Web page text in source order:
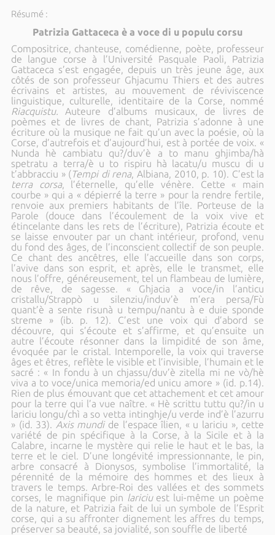
Résumé :
Patrizia Gattaceca è a voce di u populu corsu
Compositrice, chanteuse, comédienne, poète, professeur
de langue corse à l’Université Pasquale Paoli, Patrizia
Gattaceca s’est engagée, depuis un très jeune âge, aux
côtés de son professeur Ghjacumu Thiers et des autres
écrivains et artistes, au mouvement de réviviscence
linguistique, culturelle, identitaire de la Corse, nommé
Riacquistu. Auteure d’albums musicaux, de livres de
poèmes et de livres de chant, Patrizia s’adonne à une
écriture où la musique ne fait qu’un avec la poésie, où la
Corse, d’autrefois et d’aujourd’hui, est à portée de voix. «
Nunda hè cambiatu qu?/duv’è a to manu ghjimba/hà
spetratu a terra/è u to rispiru hà lacatu/u muscu di u
t’abbracciu » (Tempi di rena, Albiana, 2010, p. 10). C’est la
terra corsa, l’éternelle, qu’elle vénère. Cette « main
courbe » qui a « dépierré la terre » pour la rendre fertile,
renvoie aux premiers habitants de l’île. Porteuse de la
Parole (douce dans l’écoulement de la voix vive et
étincelante dans les rets de l’écriture), Patrizia écoute et
se laisse envouter par un chant intérieur, profond, venu
du fond des âges, de l’inconscient collectif de son peuple.
Ce chant des ancêtres, elle l’accueille dans son corps,
l’avive dans son esprit, et après, elle le transmet, elle
nous l’offre, généreusement, tel un flambeau de lumière,
de rêve, de sagesse. « Ghjacia a voce/in l’anticu
cristallu/Strappò u silenziu/induv’è m’era persa/Fù
quant’è a sente risunà u tempu/nantu à e duie sponde
streme » (ib. p. 12). C’est une voix qui d’abord se
découvre, qui s’écoute et s’affirme, et qu’ensuite un
autre l’écoute résonner dans la limpidité de son âme,
évoquée par le cristal. Intemporelle, la voix qui traverse
âges et êtres, reflète le visible et l’invisible, l’humain et le
sacré : « In fondu à un chjassu/duv’è zitella mi ne vò/hè
viva a to voce/unica memoria/ed unicu amore » (id. p.14).
Rien de plus émouvant que cet attachement et cet amour
pour la terre qui l’a vue naître. « Hè scrittu tuttu qu?/in u
lariciu longu/chì a so vetta intinghje/u verde ind’è l’azurru
» (id. 33). Axis mundide l’espace îlien, « u lariciu », cette
variété de pin spécifique à la Corse, à la Sicile et à la
Calabre, incarne le mystère qui relie le haut et le bas, la
terre et le ciel. D’une longévité impressionnante, le pin,
arbre consacré à Dionysos, symbolise l’immortalité, la
pérennité de la mémoire des hommes et des lieux à
travers le temps. Arbre-Roi des vallées et des sommets
corses, le magnifique pin lariciuest lui-même un poème
de la nature, et Patrizia fait de lui un symbole de l’Esprit
corse, qui a su affronter dignement les affres du temps,
préserver sa beauté, sa jovialité, son souffle de liberté